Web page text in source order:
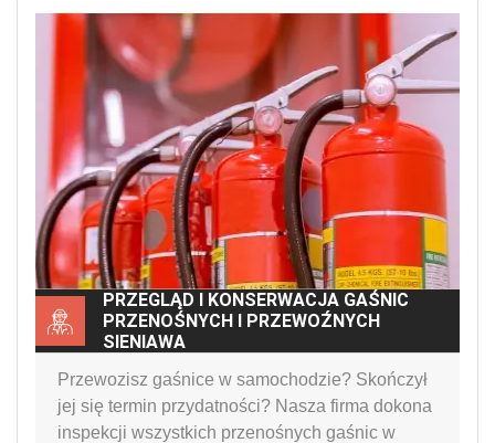
PRZEGLĄD I KONSERWACJA GAŚNIC
PRZENOŚNYCH I PRZEWOŹNYCH
SIENIAWA
Przewozisz gaśnice w samochodzie? Skończył
jej się termin przydatności? Nasza firma dokona
inspekcji wszystkich przenośnych gaśnic w